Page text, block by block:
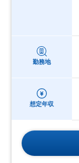
勤務地
想定年収